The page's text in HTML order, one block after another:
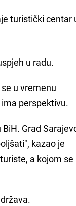
turistički centar
u radu.
u vremenu
perspektivu.
Grad
kazao je
a kojom se